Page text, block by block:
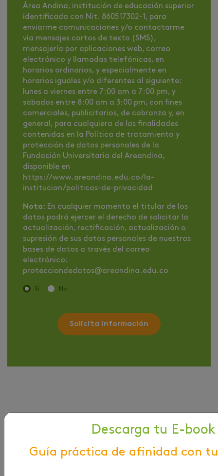
Área Andina, institución de educación superior
identificada con Nit. 860517302-1, para
enviarme comunicaciones y/o contactarme
vía mensajes cortos de texto (SMS),
mensajería por aplicaciones web, correo
electrónico y llamadas telefónicas, en
horarios ordinarios, y especialmente en
horarios iguales y/o diferentes al siguiente:
lunes a viernes entre 7:00 am a 7:00 pm, y
sábados entre 8:00 am a 3:00 pm, con fines
comerciales, publicitarios, de cobranza y, en
general, para cualquiera de las finalidades
contenidas en la Política de tratamiento y
protección de datos personales de la
Fundación Universitaria del Areandina,
disponible en
https://www.areandina.edu.co/la-
institucion/politicas-de-privacidad
Nota: En cualquier momento el titular de los
datos podrá ejercer el derecho de solicitar la
actualización, rectificación, actualización o
supresión de sus datos personales de nuestras
bases de datos a través del correo
electrónico:
protecciondedatos@areandina.edu.co
Si No
Solicita información
Descarga tu E-book
Guía práctica de afinidad con